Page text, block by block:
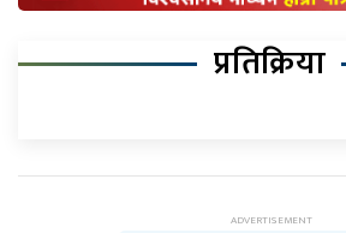
प्रतिक्रिया